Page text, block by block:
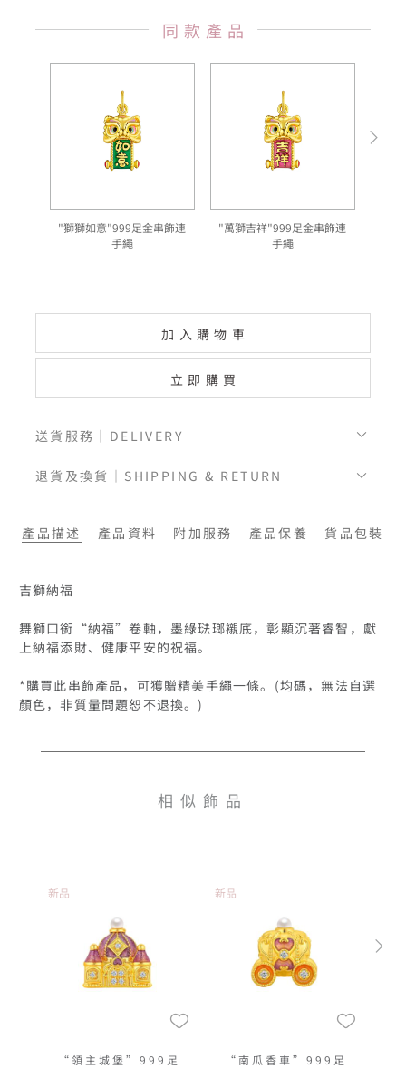
同款產品
"獅獅如意"999足金串飾連
手繩
"萬獅吉祥"999足金串飾連
手繩
加入購物車
立即購買
送貨服務｜DELIVERY
退貨及換貨｜SHIPPING & RETURN
產品描述 產品資料 附加服務 產品保養 貨品包裝
吉獅納福
舞獅口銜“納福”卷軸，墨綠琺瑯襯底，彰顯沉著睿智，獻
上納福添財、健康平安的祝福。
*購買此串飾產品，可獲贈精美手繩一條。(均碼，無法自選
相似飾品
新品
“領主城堡”999足
新品
“南瓜香車”999足